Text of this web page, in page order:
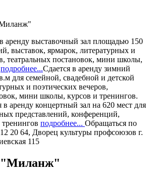
аренду выставочный зал площадью 150
выставок, ярмарок, литературных и
театральных постановок, мини школы,
подробнее...Сдается в аренду зимний
для семейной, свадебной и детской
и поэтических вечеров,
мини школы, курсов и тренингов.
в аренду концертный зал на 620 мест для
представлений, конференций,
подробнее... Обращаться по
20 64, Дворец культуры профсоюзов г.
115
"Миланж"